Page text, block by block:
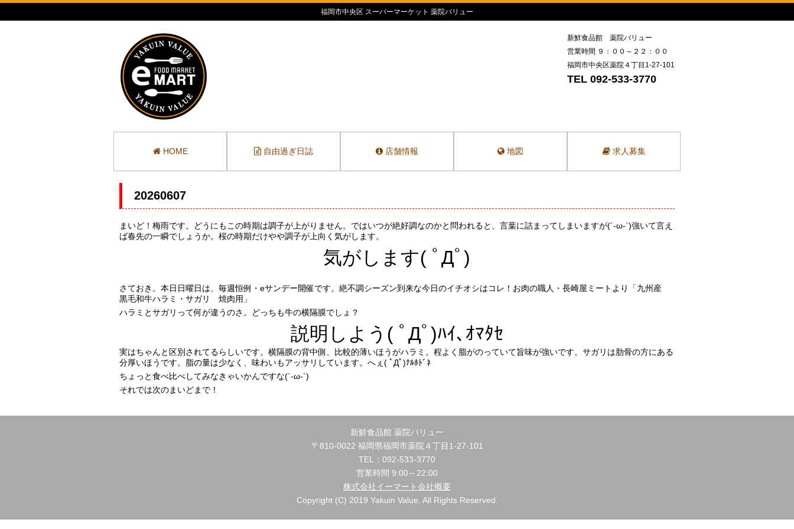
福岡市中央区 スーパーマーケット 薬院バリュー
新鮮食品館 薬院バリュー
営業時間 ９：００～２２：００
福岡市中央区薬院４丁目1-27-101
TEL 092-533-3770
HOME 自由過ぎ日誌 店舗情報 地図 求人募集
20260607
まいど！梅雨です。どうにもこの時期は調子が上がりません。ではいつが絶好調なのかと問われると、言葉に詰まってしまいますが(´-ω-`)強いて言え
ば春先の一瞬でしょうか。桜の時期だけやや調子が上向く気がします。
気がします( ﾟДﾟ)
さておき。本日日曜日は、毎週恒例・eサンデー開催です。絶不調シーズン到来な今日のイチオシはコレ！お肉の職人・長崎屋ミートより「九州産
黒毛和牛ハラミ・サガリ 焼肉用」
ハラミとサガリって何が違うのさ。どっちも牛の横隔膜でしょ？
説明しよう( ﾟДﾟ)ﾊｲ､ｵﾏﾀｾ
実はちゃんと区別されてるらしいです。横隔膜の背中側、比較的薄いほうがハラミ。程よく脂がのっていて旨味が強いです。サガリは肋骨の方にある
分厚いほうです。脂の量は少なく、味わいもアッサリしています。へぇ( ﾟДﾟ)ﾅﾙﾎﾄﾞﾈ
ちょっと食べ比べしてみなきゃいかんですな(´-ω-`)
それでは次のまいどまで！
新鮮食品館 薬院バリュー
〒810-0022 福岡県福岡市薬院４丁目1-27-101
TEL：092-533-3770
営業時間 9:00～22:00
株式会社イーマート会社概要
Copyright (C) 2019 Yakuin Value. All Rights Reserved.